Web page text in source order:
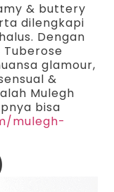
& buttery
dilengkapi
Dengan
glamour,
&
Mulegh
bisa
mulegh-